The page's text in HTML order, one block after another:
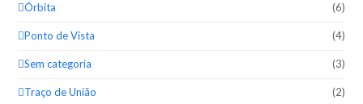
Órbita (6)
Ponto de Vista (4)
Sem categoria (3)
Traço de União (2)